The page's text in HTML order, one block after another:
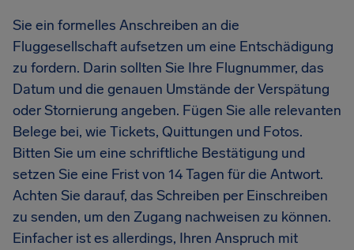
Sie ein formelles Anschreiben an die
Fluggesellschaft aufsetzen um eine Entschädigung
zu fordern. Darin sollten Sie Ihre Flugnummer, das
Datum und die genauen Umstände der Verspätung
oder Stornierung angeben. Fügen Sie alle relevanten
Belege bei, wie Tickets, Quittungen und Fotos.
Bitten Sie um eine schriftliche Bestätigung und
setzen Sie eine Frist von 14 Tagen für die Antwort.
Achten Sie darauf, das Schreiben per Einschreiben
zu senden, um den Zugang nachweisen zu können.
Einfacher ist es allerdings, Ihren Anspruch mit